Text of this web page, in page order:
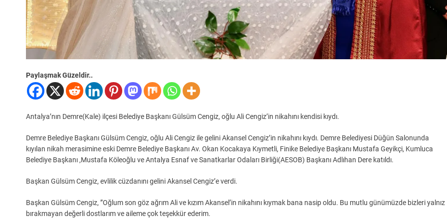
Paylaşmak Güzeldir..
Antalya’nın Demre(Kale) ilçesi Belediye Başkanı Gülsüm Cengiz, oğlu Ali Cengiz’in nikahını kendisi kıydı.
Demre Belediye Başkanı Gülsüm Cengiz, oğlu Ali Cengiz ile gelini Akansel Cengiz’in nikahını kıydı. Demre Belediyesi Düğün Salonunda
kıyılan nikah merasimine eski Demre Belediye Başkanı Av. Okan Kocakaya Kıymetli, Finike Belediye Başkanı Mustafa Geyikçi, Kumluca
Belediye Başkanı ,Mustafa Köleoğlu ve Antalya Esnaf ve Sanatkarlar Odaları Birliği(AESOB) Başkanı Adlıhan Dere katıldı.
Başkan Gülsüm Cengiz, evlilik cüzdanını gelini Akansel Cengiz’e verdi.
Başkan Gülsüm Cengiz, ”Oğlum son göz ağrım Ali ve kızım Akansel’in nikahını kıymak bana nasip oldu. Bu mutlu günümüzde bizleri yalnız
bırakmayan değerli dostlarım ve aileme çok teşekkür ederim.